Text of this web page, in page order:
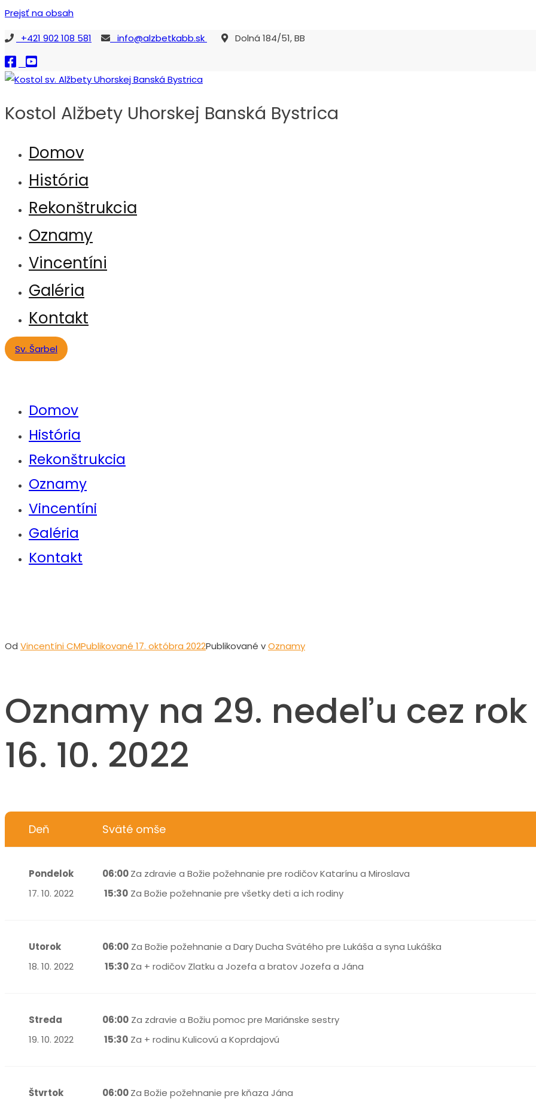
Prejsť na obsah
+421 902 108 581
info@alzbetkabb.sk Dolná 184/51, BB
Kostol Alžbety Uhorskej Banská Bystrica
Domov
História
Rekonštrukcia
Oznamy
Vincentíni
Galéria
Kontakt
Sv. Šarbel
Domov
História
Rekonštrukcia
Oznamy
Vincentíni
Galéria
Kontakt
Od Vincentíni CMPublikované 17. októbra 2022Publikované vOznamy
Oznamy na 29. nedeľu cez
16. 10. 2022
Deň Sväté omše
Pondelok
17. 10. 2022
06:00Za zdravie a Božie požehnanie pre rodičov Katarínu a Miroslava
15:30 Za Božie požehnanie pre všetky deti a ich rodiny
Utorok
18. 10. 2022
06:00 Za Božie požehnanie a Dary Ducha Svätého pre Lukáša a syna Lukáška
15:30Za + rodičov Zlatku a Jozefa a bratov Jozefa a Jána
Streda
19. 10. 2022
06:00 Za zdravie a Božiu pomoc pre Mariánske sestry
15:30 Za + rodinu Kulicovú a Koprdajovú
Štvrtok
06:00Za Božie požehnanie pre kňaza Jána